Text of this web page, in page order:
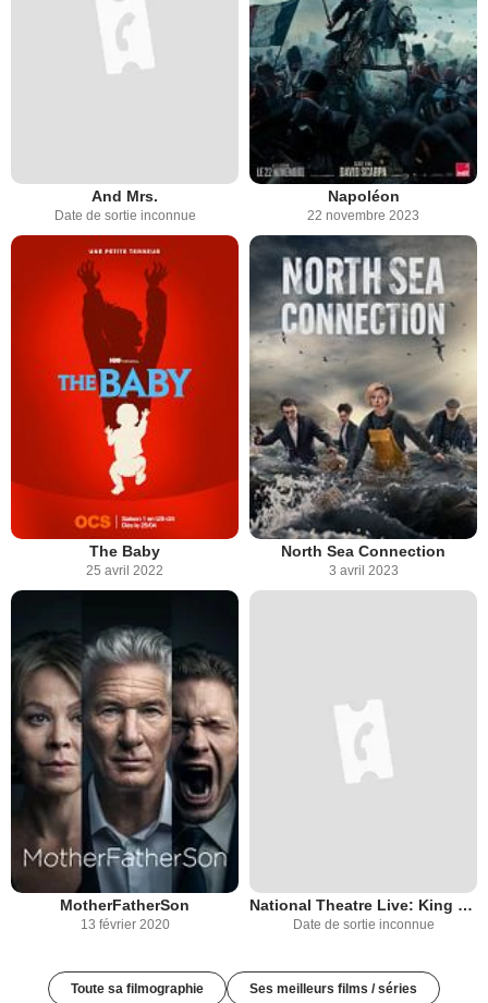
And Mrs.
Date de sortie inconnue
Napoléon
22 novembre 2023
The Baby
25 avril 2022
North Sea Connection
3 avril 2023
MotherFatherSon
13 février 2020
National Theatre Live: King Lear
Date de sortie inconnue
Toute sa filmographie Ses meilleurs films / séries